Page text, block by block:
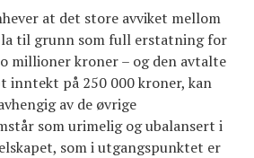
at det store avviket mellom
til grunn som full erstatning for
millioner kroner – og den avtalte
inntekt på 250 000 kroner, kan
av de øvrige
som urimelig og ubalansert i
som i utgangspunktet er